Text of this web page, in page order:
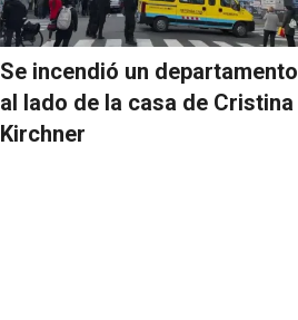
Se incendió un departamento
al lado de la casa de Cristina
Kirchner